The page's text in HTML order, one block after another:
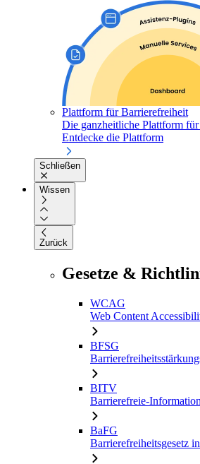
Plattform für Barrierefreiheit
Die ganzheitliche Plattform
Entdecke die Plattform
Schließen
Wissen
Zurück
Gesetze &
WCAG
Web Content
BFSG
BITV
Barrierefreie-
BaFG
Barrierefreiheitsgesetz